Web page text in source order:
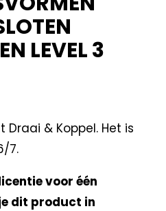
LEVEL 3
& Koppel. Het is
7.
voor één
dit product in